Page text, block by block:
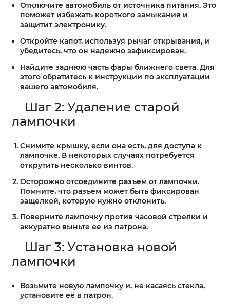
Отключите автомобиль от источника питания. Это
поможет избежать короткого замыкания и
защитит электронику.
Откройте капот, используя рычаг открывания, и
убедитесь, что он надежно зафиксирован.
Найдите заднюю часть фары ближнего света. Для
этого обратитесь к инструкции по эксплуатации
вашего автомобиля.
Шаг 2: Удаление старой
лампочки
Снимите крышку, если она есть, для доступа к
лампочке. В некоторых случаях потребуется
открутить несколько винтов.
Осторожно отсоедините разъем от лампочки.
Помните, что разъем может быть фиксирован
защелкой, которую нужно отклонить.
Поверните лампочку против часовой стрелки и
аккуратно выньте ее из патрона.
Шаг 3: Установка новой
лампочки
Возьмите новую лампочку и, не касаясь стекла,
установите её в патрон.